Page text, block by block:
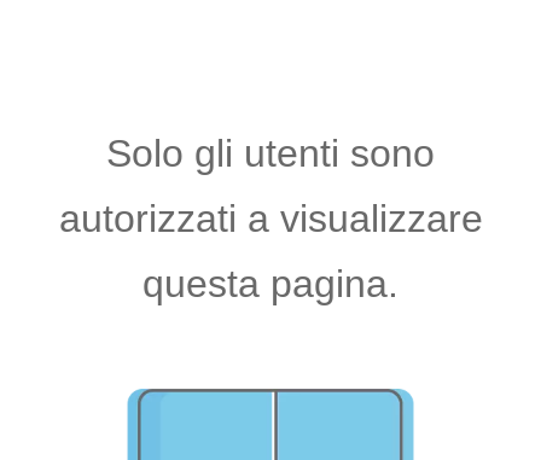
Solo gli utenti sono
autorizzati a visualizzare
questa pagina.